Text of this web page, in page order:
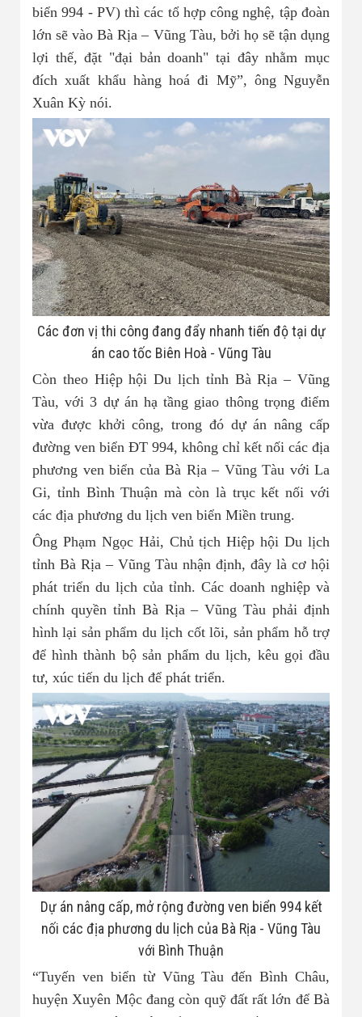
biển 994 - PV) thì các tổ hợp công nghệ, tập đoàn
lớn sẽ vào Bà Rịa – Vũng Tàu, bởi họ sẽ tận dụng
lợi thế, đặt "đại bản doanh" tại đây nhằm mục
đích xuất khẩu hàng hoá đi Mỹ”, ông Nguyễn
Xuân Kỳ nói.
Các đơn vị thi công đang đẩy nhanh tiến độ tại dự
án cao tốc Biên Hoà - Vũng Tàu
Còn theo Hiệp hội Du lịch tỉnh Bà Rịa – Vũng
Tàu, với 3 dự án hạ tầng giao thông trọng điểm
vừa được khởi công, trong đó dự án nâng cấp
đường ven biển ĐT 994, không chỉ kết nối các địa
phương ven biển của Bà Rịa – Vũng Tàu với La
Gi, tỉnh Bình Thuận mà còn là trục kết nối với
các địa phương du lịch ven biển Miền trung.
Ông Phạm Ngọc Hải, Chủ tịch Hiệp hội Du lịch
tỉnh Bà Rịa – Vũng Tàu nhận định, đây là cơ hội
phát triển du lịch của tỉnh. Các doanh nghiệp và
chính quyền tỉnh Bà Rịa – Vũng Tàu phải định
hình lại sản phẩm du lịch cốt lõi, sản phẩm hỗ trợ
để hình thành bộ sản phẩm du lịch, kêu gọi đầu
tư, xúc tiến du lịch để phát triển.
Dự án nâng cấp, mở rộng đường ven biển 994 kết
nối các địa phương du lịch của Bà Rịa - Vũng Tàu
với Bình Thuận
“Tuyến ven biển từ Vũng Tàu đến Bình Châu,
huyện Xuyên Mộc đang còn quỹ đất rất lớn để Bà